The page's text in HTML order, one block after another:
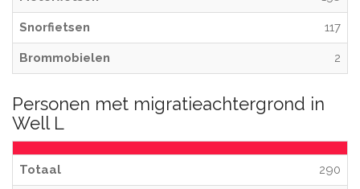
Snorfietsen 117
Brommobielen 2
Personen met migratieachtergrond in
Well L
Totaal 290